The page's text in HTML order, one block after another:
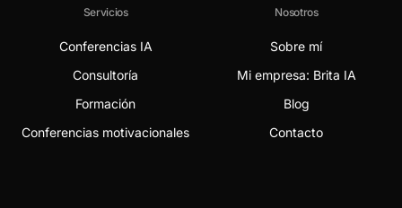
Servicios
Conferencias IA
Consultoría
Formación
Conferencias motivacionales
Nosotros
Sobre mí
Mi empresa: Brita IA
Blog
Contacto